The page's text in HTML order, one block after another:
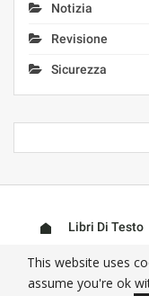
Notizia
Revisione
Sicurezza
Libri Di Testo
This website uses
assume you're ok